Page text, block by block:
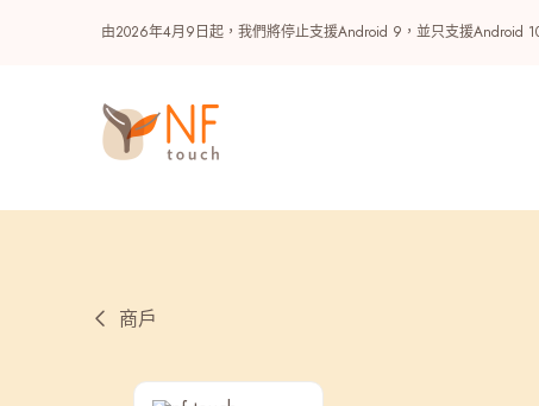
由2026年4月9日起，我們將停止支援Android 9，並只支援Android
商戶